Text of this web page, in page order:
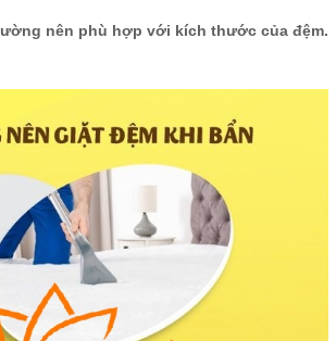
nên phù hợp với kích thước của đệm.